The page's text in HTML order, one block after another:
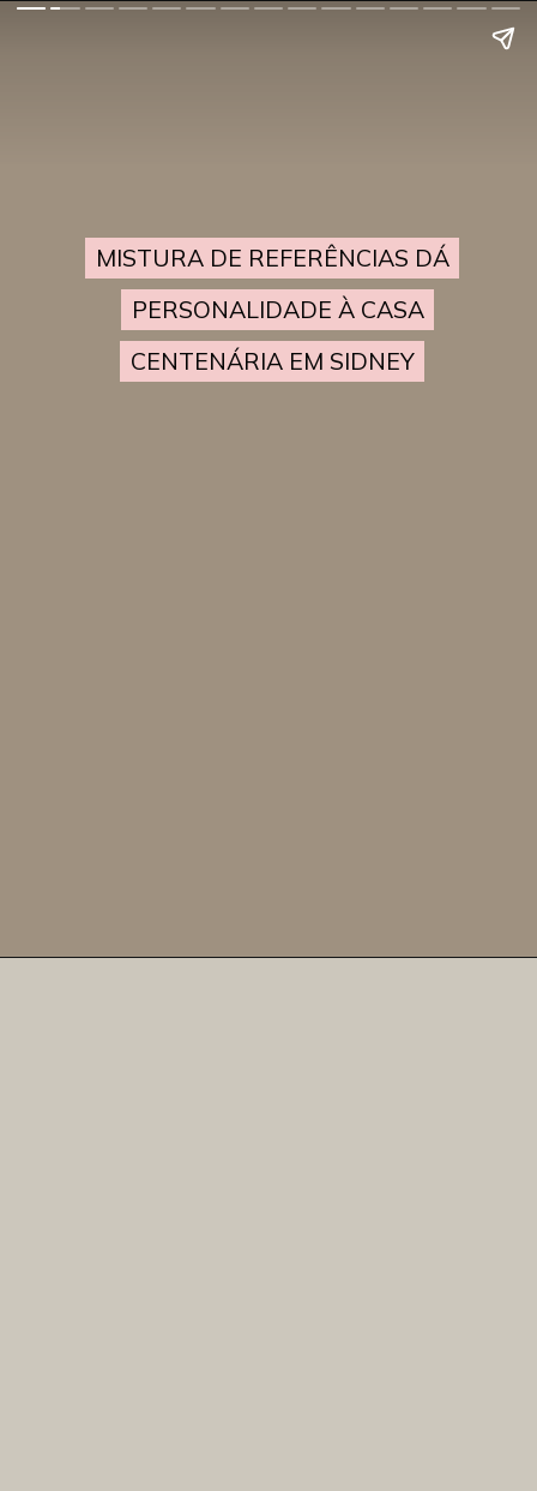
MISTURA DE REFERÊNCIAS DÁ
PERSONALIDADE À CASA
CENTENÁRIA EM SIDNEY
MISTURA DE REFERÊNCIAS DÁ
PERSONALIDADE À CASA
CENTENÁRIA EM SIDNEY